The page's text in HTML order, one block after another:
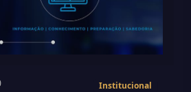
Institucional